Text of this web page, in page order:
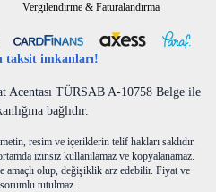
Vergilendirme & Faturalandırma
taksit imkanları!
Acentası TÜRSAB A-10758 Belge ile
bağlıdır.
resim ve içeriklerin telif hakları saklıdır.
izinsiz kullanılamaz ve kopyalanamaz.
olup, değişiklik arz edebilir. Fiyat ve
tutulmaz.